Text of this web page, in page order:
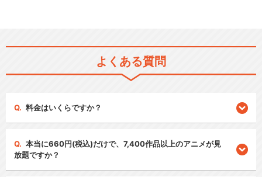
よくある質問
料金はいくらですか？
本当に660円(税込)だけで、7,400作品以上のアニメが見
放題ですか？